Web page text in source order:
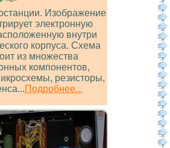
Изображение
электронную
внутри
корпуса. Схема
из множества
компонентов,
резисторы,
Подробнее...